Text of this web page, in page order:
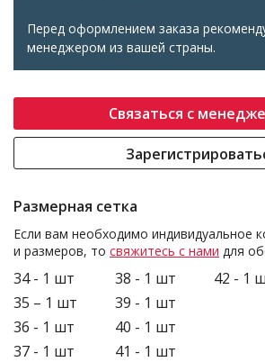
Перед оформлением заказа
менеджером из вашей страны.
Связаться с
Размерная сетка
Если вам необходимо индивидуальное
и размеров, то свяжитесь с нами для
34 - 1 шт
35 – 1 шт
36 - 1 шт
37 - 1 шт
38 - 1 шт
39 - 1 шт
40 - 1 шт
41 - 1 шт
42 - 1